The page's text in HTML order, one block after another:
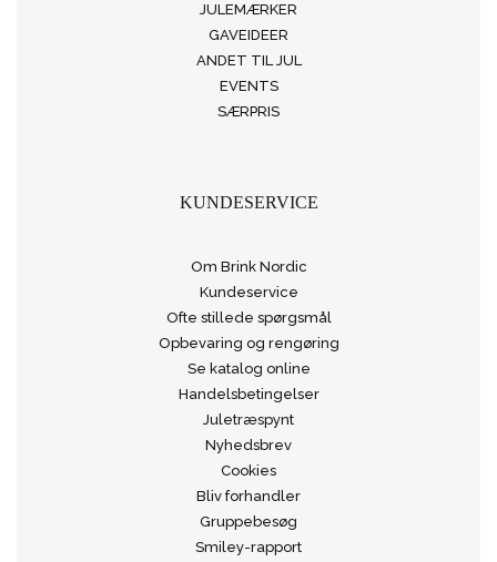
JULEMÆRKER
GAVEIDEER
ANDET TIL JUL
EVENTS
SÆRPRIS
KUNDESERVICE
Om Brink Nordic
Kundeservice
Ofte stillede spørgsmål
Opbevaring og rengøring
Se katalog online
Handelsbetingelser
Juletræspynt
Nyhedsbrev
Cookies
Bliv forhandler
Gruppebesøg
Smiley-rapport